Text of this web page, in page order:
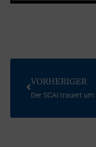
VORHERIGER